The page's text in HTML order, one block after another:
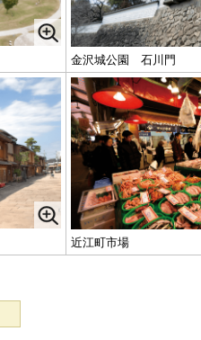
金沢城公園 石川門
近江町市場